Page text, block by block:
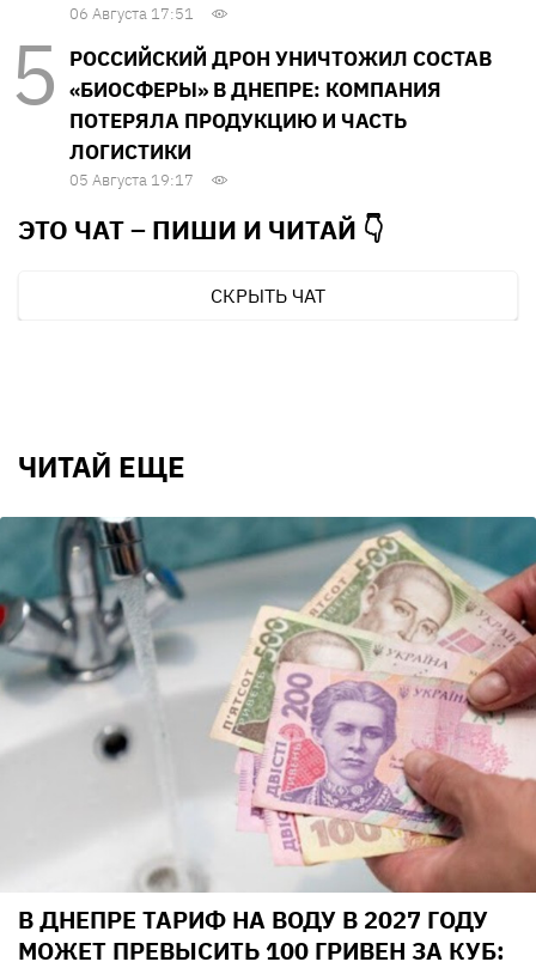
06 Августа 17:51
РОССИЙСКИЙ ДРОН УНИЧТОЖИЛ СОСТАВ
«БИОСФЕРЫ» В ДНЕПРЕ: КОМПАНИЯ
ПОТЕРЯЛА ПРОДУКЦИЮ И ЧАСТЬ
ЛОГИСТИКИ
05 Августа 19:17
ЭТО ЧАТ – ПИШИ И ЧИТАЙ 👇
СКРЫТЬ ЧАТ
ЧИТАЙ ЕЩЕ
В ДНЕПРЕ ТАРИФ НА ВОДУ В 2027 ГОДУ
МОЖЕТ ПРЕВЫСИТЬ 100 ГРИВЕН ЗА КУБ: